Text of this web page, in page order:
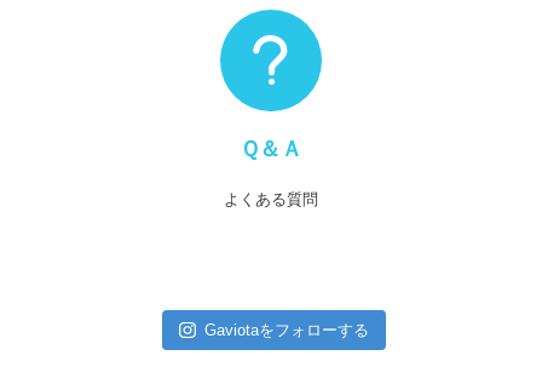
Ｑ＆Ａ
よくある質問
Gaviotaをフォローする